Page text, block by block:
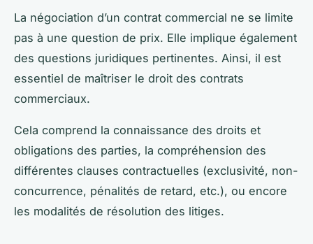
La négociation d’un contrat commercial ne se limite
pas à une question de prix. Elle implique également
des questions juridiques pertinentes. Ainsi, il est
essentiel de maîtriser le droit des contrats
commerciaux.
Cela comprend la connaissance des droits et
obligations des parties, la compréhension des
différentes clauses contractuelles (exclusivité, non-
concurrence, pénalités de retard, etc.), ou encore
les modalités de résolution des litiges.